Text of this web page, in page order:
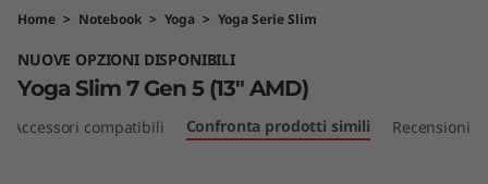
m
Home > Notebook > Yoga > Yoga Serie Slim
NUOVE OPZIONI DISPONIBILI
Yoga Slim 7 Gen 5 (13" AMD)
Accessori compatibili Confronta prodotti simili Recensioni